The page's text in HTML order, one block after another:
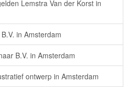
Lemstra Van der Korst in
in Amsterdam
B.V. in Amsterdam
ontwerp in Amsterdam